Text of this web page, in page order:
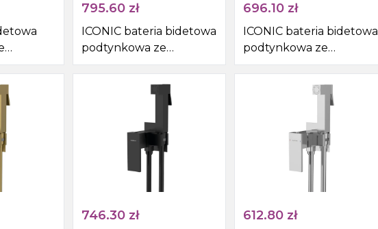
795.60 zł
ICONIC bateria bidetowa
podtynkowa ze
słuchawką bidetową i
wężem, złoty mat
696.10 zł
ICONIC bateria bidetowa
podtynkowa ze
słuchawką bidetową i
746.30 zł 612.80 zł